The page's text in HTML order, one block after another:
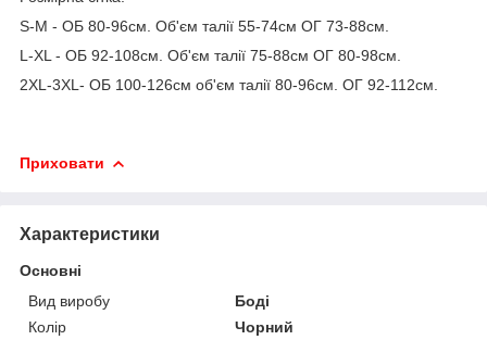
S-М - ОБ 80-96см. Об'єм талії 55-74см ОГ 73-88см.
L-XL - ОБ 92-108см. Об'єм талії 75-88см ОГ 80-98см.
2XL-3XL- ОБ 100-126см об'єм талії 80-96см. ОГ 92-112см.
Приховати
Характеристики
Основні
Вид виробу
Боді
Колір
Чорний